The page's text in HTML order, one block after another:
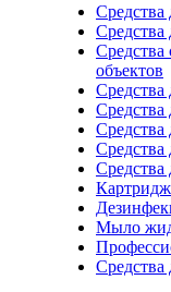
Средства
объектов
Средства
Средства
Мыло
Средства